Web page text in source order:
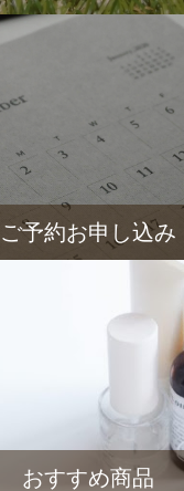
ご予約お申し込み
おすすめ商品